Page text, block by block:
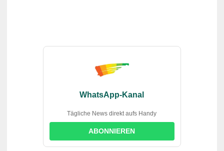
WhatsApp-Kanal
Tägliche News direkt aufs Handy
ABONNIEREN